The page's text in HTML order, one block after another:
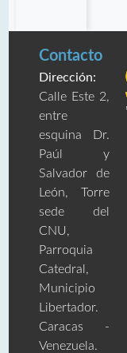
Contacto
Dirección:
Calle Este 2,
entre
esquina Dr.
Paúl y
Salvador de
León, Torre
sede del
CNU,
Parroquia
Catedral,
Municipio
Libertador.
Caracas -
Venezuela.